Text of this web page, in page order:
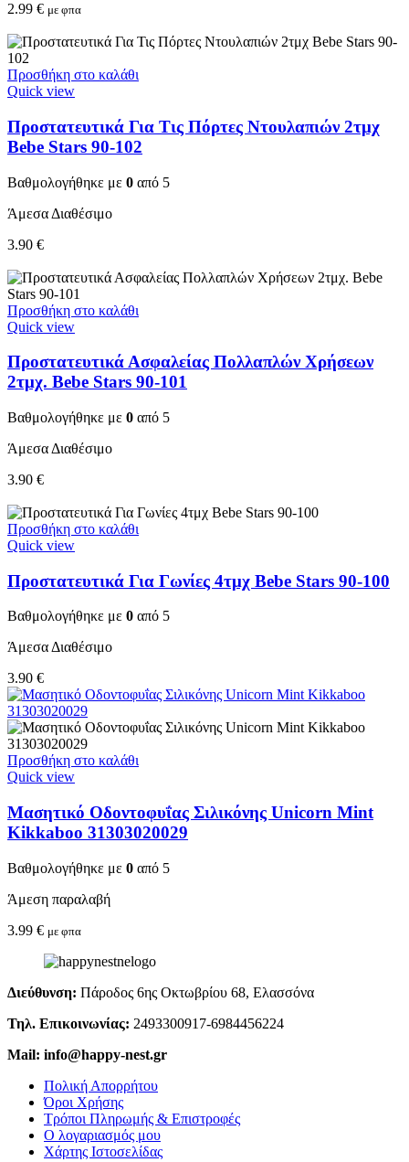
2.99 € με φπα
Προσθήκη στο καλάθι
Quick view
Προστατευτικά Για Τις Πόρτες Ντουλαπιών 2τμχ
Bebe Stars 90-102
Βαθμολογήθηκε με 0 από 5
Άμεσα Διαθέσιμο
3.90 €
Προσθήκη στο καλάθι
Quick view
Προστατευτικά Ασφαλείας Πολλαπλών Χρήσεων
2τμχ. Bebe Stars 90-101
Βαθμολογήθηκε με 0 από 5
Άμεσα Διαθέσιμο
3.90 €
Προσθήκη στο καλάθι
Quick view
Προστατευτικά Για Γωνίες 4τμχ Bebe Stars 90-100
Βαθμολογήθηκε με 0 από 5
Άμεσα Διαθέσιμο
3.90 €
Προσθήκη στο καλάθι
Quick view
Μασητικό Οδοντοφυΐας Σιλικόνης Unicorn Mint
Kikkaboo 31303020029
Βαθμολογήθηκε με 0 από 5
Άμεση παραλαβή
3.99 € με φπα
Διεύθυνση: Πάροδος 6ης Οκτωβρίου 68, Ελασσόνα
Τηλ. Επικοινωνίας: 2493300917-6984456224
Mail: info@happy-nest.gr
Πολική Απορρήτου
Όροι Χρήσης
Τρόποι Πληρωμής & Επιστροφές
Ο λογαριασμός μου
Χάρτης Ιστοσελίδας